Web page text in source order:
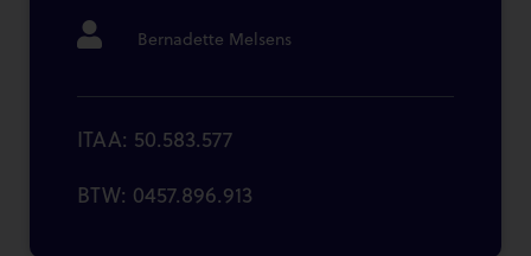
Bernadette Melsens
ITAA: 50.583.577
BTW: 0457.896.913